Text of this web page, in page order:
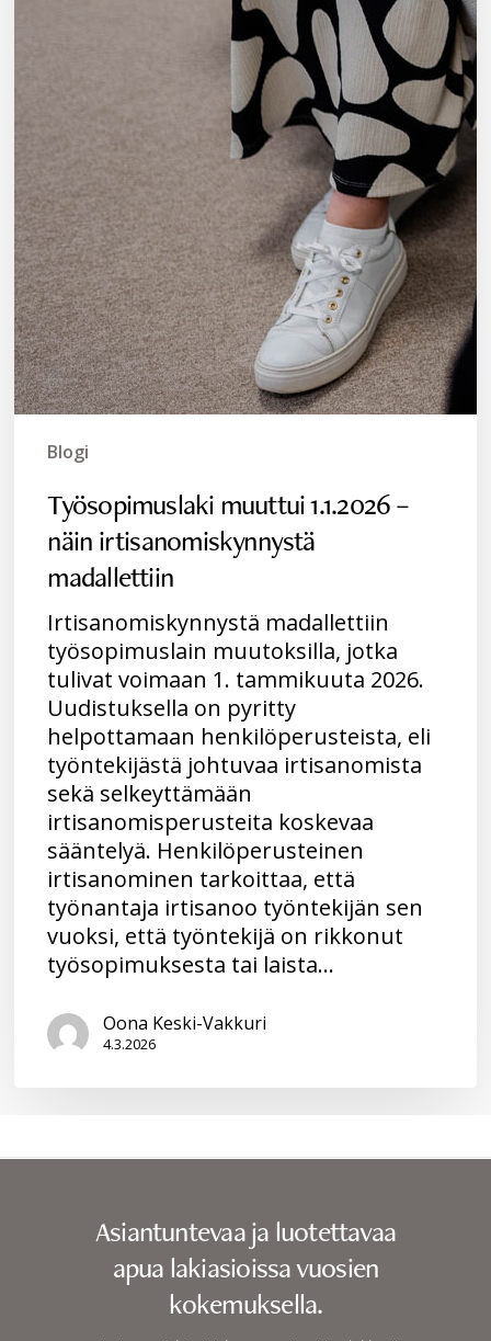
Blogi
Työsopimuslaki muuttui 1.1.2026 –
näin irtisanomiskynnystä
madallettiin
Irtisanomiskynnystä madallettiin
työsopimuslain muutoksilla, jotka
tulivat voimaan 1. tammikuuta 2026.
Uudistuksella on pyritty
helpottamaan henkilöperusteista, eli
työntekijästä johtuvaa irtisanomista
sekä selkeyttämään
irtisanomisperusteita koskevaa
sääntelyä. Henkilöperusteinen
irtisanominen tarkoittaa, että
työnantaja irtisanoo työntekijän sen
vuoksi, että työntekijä on rikkonut
työsopimuksesta tai laista…
Oona Keski-Vakkuri
4.3.2026
Asiantuntevaa ja luotettavaa
apua lakiasioissa vuosien
kokemuksella.